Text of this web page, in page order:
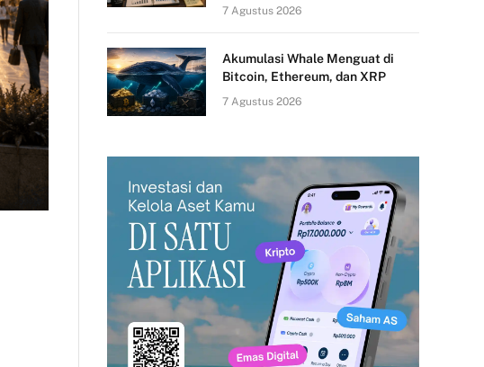
7 Agustus 2026
Akumulasi Whale Menguat di
Bitcoin, Ethereum, dan XRP
7 Agustus 2026